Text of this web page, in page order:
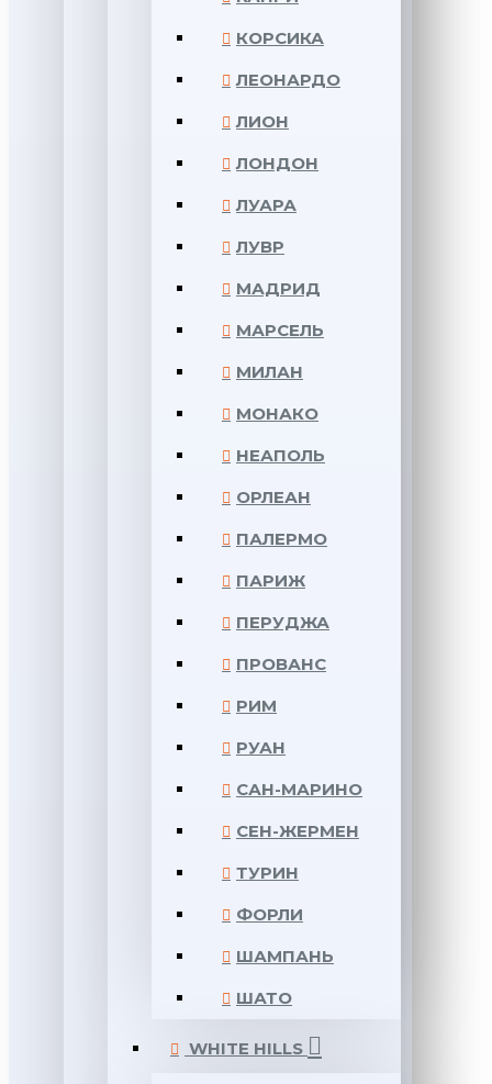
КОРСИКА
ЛЕОНАРДО
ЛИОН
ЛОНДОН
ЛУАРА
ЛУВР
МАДРИД
МАРСЕЛЬ
МИЛАН
МОНАКО
НЕАПОЛЬ
ОРЛЕАН
ПАЛЕРМО
ПАРИЖ
ПЕРУДЖА
ПРОВАНС
РИМ
РУАН
САН-МАРИНО
СЕН-ЖЕРМЕН
ТУРИН
ФОРЛИ
ШАМПАНЬ
ШАТО
WHITE HILLS